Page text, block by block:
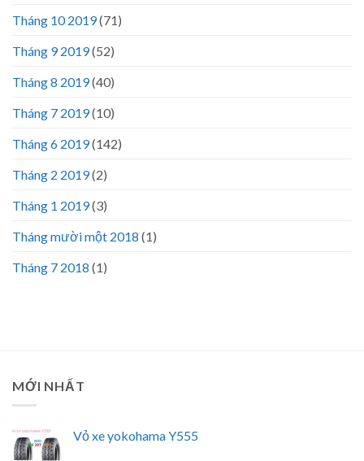
Tháng 10 2019(71)
Tháng 9 2019(52)
Tháng 8 2019(40)
Tháng 7 2019(10)
Tháng 6 2019(142)
Tháng 2 2019(2)
Tháng 1 2019(3)
Tháng mười một 2018 (1)
Tháng 7 2018 (1)
MỚI NHẤT
Vỏ xe yokohama Y555